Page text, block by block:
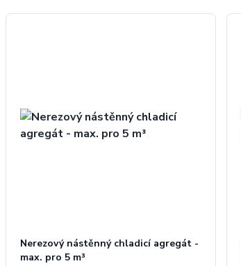
Nerezový nástěnný chladicí agregát -
max. pro 5 m³